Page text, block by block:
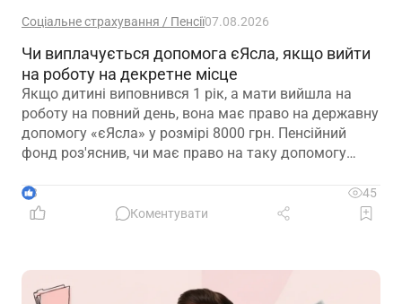
Соціальне страхування / Пенсії07.08.2026
Чи виплачується допомога єЯсла, якщо вийти
на роботу на декретне місце
Якщо дитині виповнився 1 рік, а мати вийшла на
роботу на повний день, вона має право на державну
допомогу «єЯсла» у розмірі 8000 грн. Пенсійний
фонд роз'яснив, чи має право на таку допомогу
3
45
Коментувати